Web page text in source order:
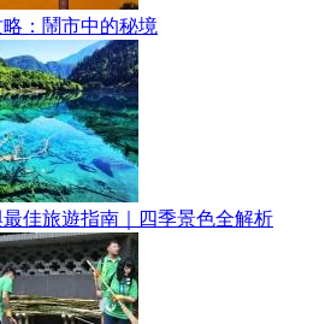
：鬧市中的秘境
佳旅遊指南｜四季景色全解析